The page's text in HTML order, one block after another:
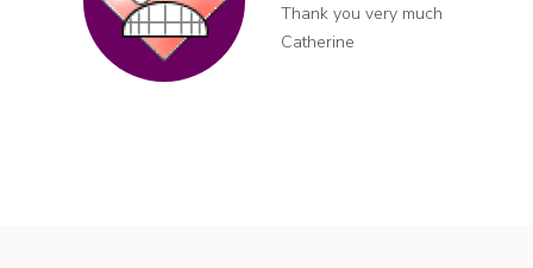
Thank you very much
Catherine